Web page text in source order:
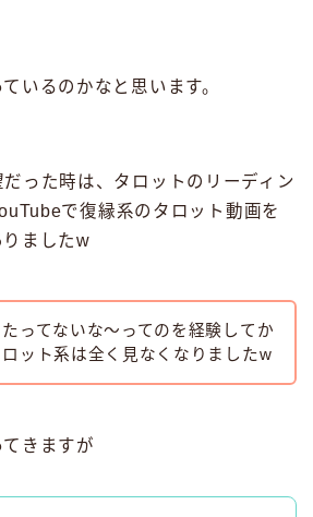
いるのかなと思います。
った時は、タロットのリーディン
で復縁系のタロット動画を
ましたw
ってないな〜ってのを経験してか
ロット系は全く見なくなりましたw
きますが